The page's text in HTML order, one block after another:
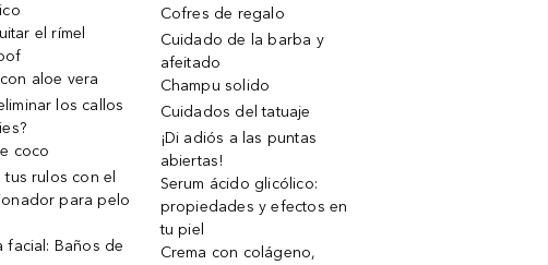
el rímel
aloe vera
los callos
coco
tus rulos con el
para pelo
facial: Baños de
Cofres de regalo
Cuidado de la barba y
afeitado
Champu solido
Cuidados del tatuaje
¡Di adiós a las puntas
abiertas!
Serum ácido glicólico:
propiedades y efectos en
tu piel
Crema con colágeno,